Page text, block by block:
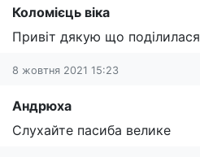
Коломієць віка
Привіт дякую що поділилася
8 жовтня 2021 15:23
Андрюха
Слухайте пасиба велике